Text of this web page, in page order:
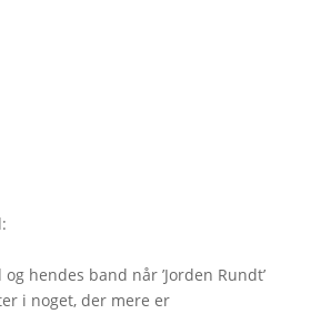
:
hendes band når ’Jorden Rundt’
i noget, der mere er